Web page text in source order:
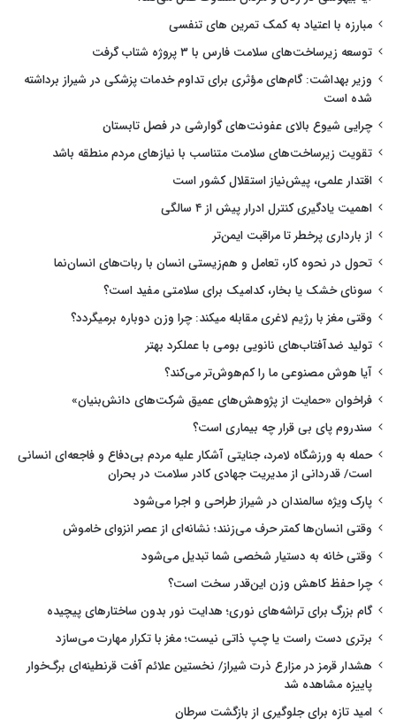
مبارزه با اعتیاد به کمک تمرین های تنفسی
توسعه زیرساخت‌های سلامت فارس با ۳ پروژه شتاب گرفت
وزیر بهداشت: گام‌های مؤثری برای تداوم خدمات پزشکی در شیراز برداشته
شده است
چرایی شیوع بالای عفونت‌های گوارشی در فصل تابستان
تقویت زیرساخت‌های سلامت متناسب با نیازهای مردم منطقه باشد
اقتدار علمی، پیش‌نیاز استقلال کشور است
اهمیت یادگیری کنترل ادرار پیش از ۴ سالگی
از بارداری پرخطر تا مراقبت ایمن‌تر
تحول در نحوه کار، تعامل و هم‌زیستی انسان با ربات‌های انسان‌نما
سونای خشک یا بخار، کدامیک برای سلامتی مفید است؟
وقتی مغز با رژیم لاغری مقابله میکند: چرا وزن دوباره برمیگردد؟
تولید ضدآفتاب‌های نانویی بومی با عملکرد بهتر
آیا هوش مصنوعی ما را کم‌هوش‌تر می‌کند؟
فراخوان «حمایت از پژوهش‌های عمیق شرکت‌های دانش‌بنیان»
سندروم پای بی قرار چه بیماری است؟
حمله به ورزشگاه لامرد، جنایتی آشکار علیه مردم بی‌دفاع و فاجعه‌ای انسانی
است/ قدردانی از مدیریت جهادی کادر سلامت در بحران
پارک ویژه سالمندان در شیراز طراحی و اجرا می‌شود
وقتی انسان‌ها کمتر حرف می‌زنند؛ نشانه‌ای از عصر انزوای خاموش
وقتی خانه به دستیار شخصی شما تبدیل می‌شود
چرا حفظ کاهش وزن این‌قدر سخت است؟
گام بزرگ برای تراشه‌های نوری؛ هدایت نور بدون ساختارهای پیچیده
برتری دست راست یا چپ ذاتی نیست؛ مغز با تکرار مهارت می‌سازد
هشدار قرمز در مزارع ذرت شیراز/ نخستین علائم آفت قرنطینه‌ای برگ‌خوار
پاییزه مشاهده شد
امید تازه برای جلوگیری از بازگشت سرطان